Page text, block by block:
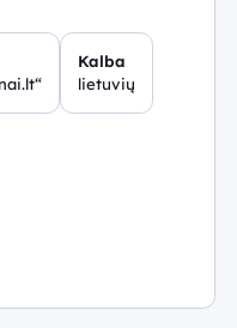
Kalba
lietuvių